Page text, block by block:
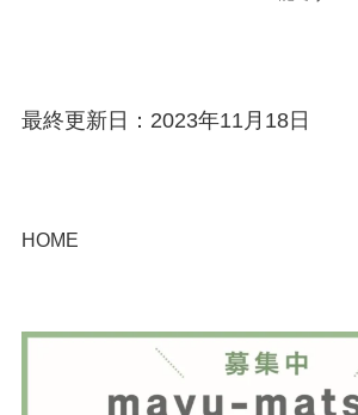
最終更新日：2023年11月18日
HOME